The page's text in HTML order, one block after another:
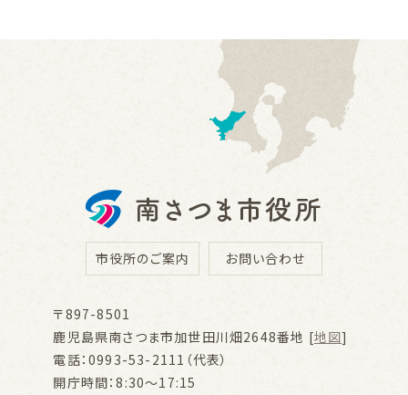
市役所のご案内 お問い合わせ
〒897-8501
鹿児島県南さつま市加世田川畑2648番地 [地図]
電話：0993-53-2111（代表）
開庁時間：8:30～17:15